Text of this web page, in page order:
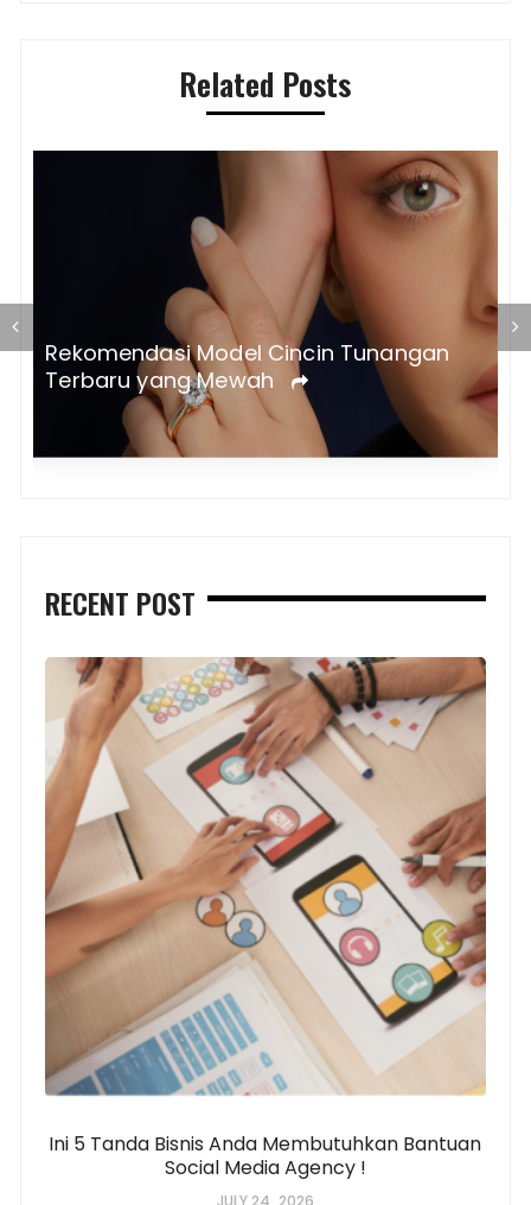
Related Posts
Rekomendasi Model Cincin Tunangan
Terbaru yang Mewah
RECENT POST
Ini 5 Tanda Bisnis Anda Membutuhkan Bantuan
Social Media Agency !